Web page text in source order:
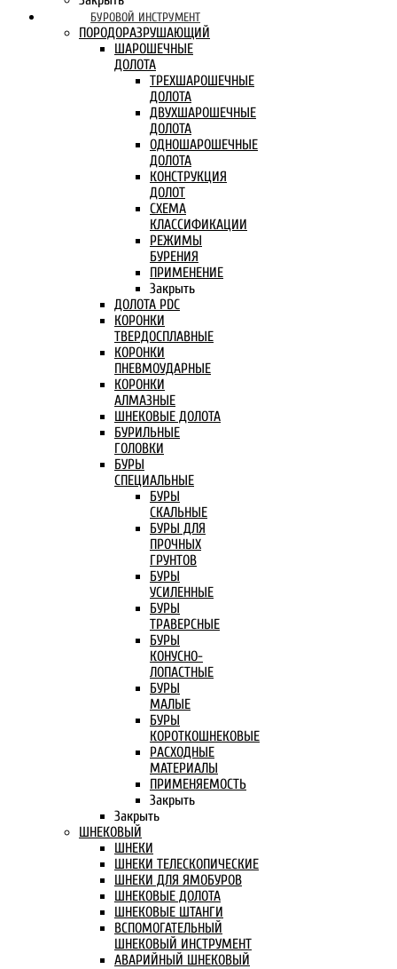
БУРОВОЙ ИНСТРУМЕНТ
ПОРОДОРАЗРУШАЮЩИЙ
ШАРОШЕЧНЫЕ
ДОЛОТА
ТРЕХШАРОШЕЧНЫЕ
ДОЛОТА
ДВУХШАРОШЕЧНЫЕ
ДОЛОТА
ОДНОШАРОШЕЧНЫЕ
ДОЛОТА
КОНСТРУКЦИЯ
ДОЛОТ
СХЕМА
КЛАССИФИКАЦИИ
РЕЖИМЫ
БУРЕНИЯ
ПРИМЕНЕНИЕ
Закрыть
ДОЛОТА PDC
КОРОНКИ
ТВЕРДОСПЛАВНЫЕ
КОРОНКИ
ПНЕВМОУДАРНЫЕ
КОРОНКИ
АЛМАЗНЫЕ
ШНЕКОВЫЕ ДОЛОТА
БУРИЛЬНЫЕ
ГОЛОВКИ
БУРЫ
СПЕЦИАЛЬНЫЕ
БУРЫ
СКАЛЬНЫЕ
БУРЫ ДЛЯ
ПРОЧНЫХ
ГРУНТОВ
БУРЫ
УСИЛЕННЫЕ
БУРЫ
ТРАВЕРСНЫЕ
БУРЫ
КОНУСНО-
ЛОПАСТНЫЕ
БУРЫ
МАЛЫЕ
БУРЫ
КОРОТКОШНЕКОВЫЕ
РАСХОДНЫЕ
МАТЕРИАЛЫ
ПРИМЕНЯЕМОСТЬ
Закрыть
Закрыть
ШНЕКОВЫЙ
ШНЕКИ
ШНЕКИ ТЕЛЕСКОПИЧЕСКИЕ
ШНЕКИ ДЛЯ ЯМОБУРОВ
ШНЕКОВЫЕ ДОЛОТА
ШНЕКОВЫЕ ШТАНГИ
ВСПОМОГАТЕЛЬНЫЙ
ШНЕКОВЫЙ ИНСТРУМЕНТ
АВАРИЙНЫЙ ШНЕКОВЫЙ